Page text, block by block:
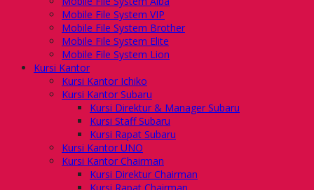
Mobile File System VIP
Mobile File System Brother
Mobile File System Elite
Mobile File System Lion
Kursi Kantor
Kursi Kantor Ichiko
Kursi Kantor Subaru
Kursi Direktur & Manager Subaru
Kursi Staff Subaru
Kursi Rapat Subaru
Kursi Kantor UNO
Kursi Kantor Chairman
Kursi Direktur Chairman